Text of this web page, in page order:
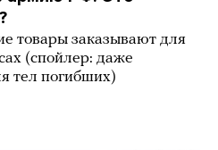
товары заказывают для
(спойлер: даже
тел погибших)